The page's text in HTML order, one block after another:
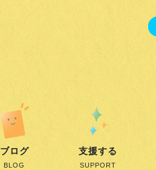
ブログ
BLOG
支援する
SUPPORT